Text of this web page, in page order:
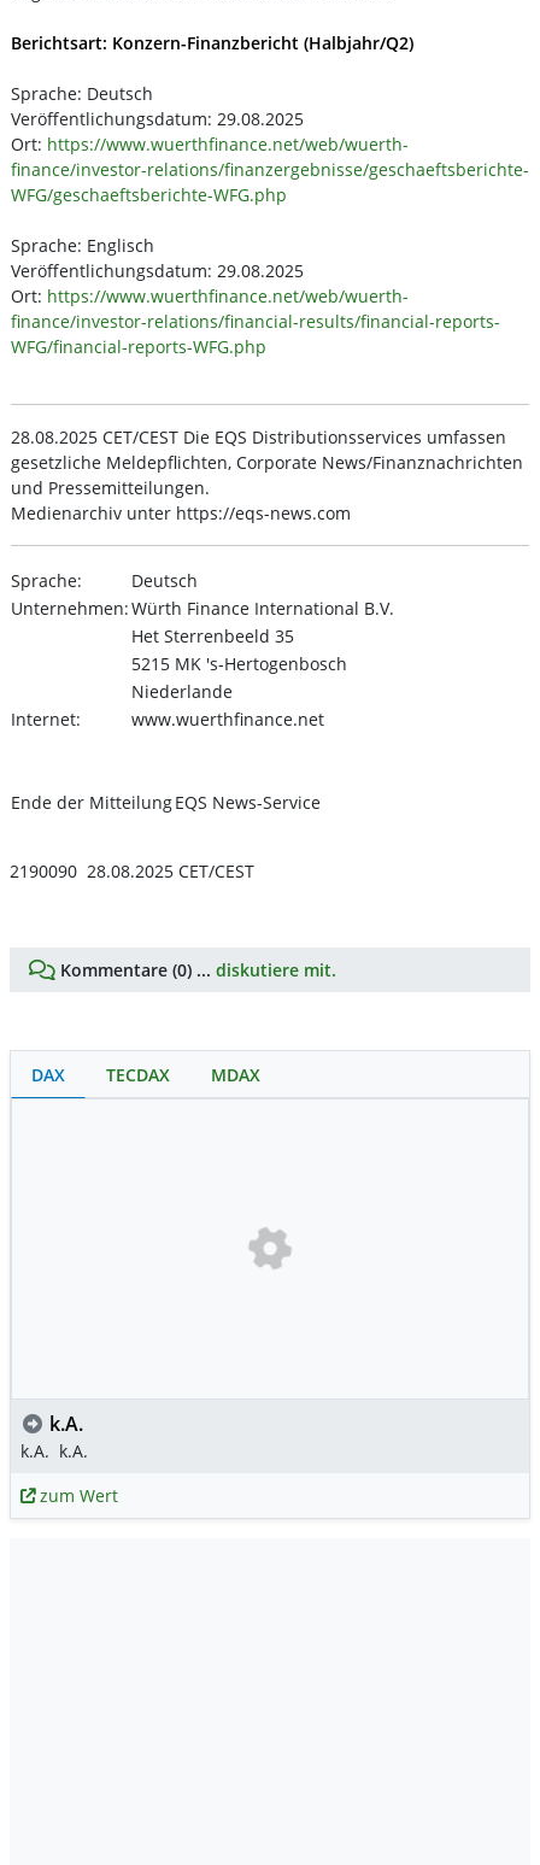
Berichtsart: Konzern-Finanzbericht (Halbjahr/Q2)
Sprache: Deutsch
Veröffentlichungsdatum: 29.08.2025
Ort: https://www.wuerthfinance.net/web/wuerth-
finance/investor-relations/finanzergebnisse/geschaeftsberichte-
WFG/geschaeftsberichte-WFG.php
Sprache: Englisch
Veröffentlichungsdatum: 29.08.2025
Ort: https://www.wuerthfinance.net/web/wuerth-
finance/investor-relations/financial-results/financial-reports-
WFG/financial-reports-WFG.php
28.08.2025 CET/CEST Die EQS Distributionsservices umfassen
gesetzliche Meldepflichten, Corporate News/Finanznachrichten
und Pressemitteilungen.
Medienarchiv unter https://eqs-news.com
Sprache:
Deutsch
Unternehmen:Würth Finance International B.V.
Het Sterrenbeeld 35
5215 MK 's-Hertogenbosch
Niederlande
Internet:
www.wuerthfinance.net
Ende der MitteilungEQS News-Service
2190090 28.08.2025 CET/CEST
Kommentare (0) ... diskutiere mit.
DAX TECDAX MDAX
k.A.
k.A. k.A.
zum Wert